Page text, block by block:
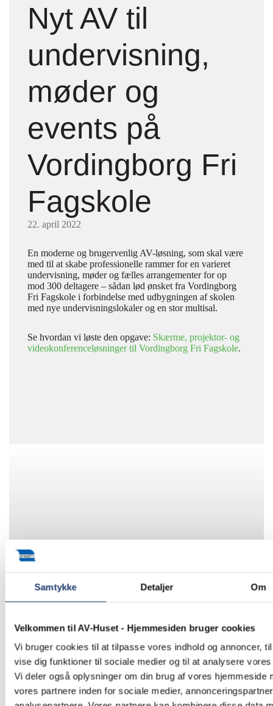
Samtykke Detaljer Om
Velkommen til AV-Huset - Hjemmesiden bruger cookies
Vi bruger cookies til at tilpasse vores indhold og annoncer,
vise dig funktioner til sociale medier og til at analysere
Vi deler også oplysninger om din brug af vores hjemmeside
vores partnere inden for sociale medier,
Nyt AV til
undervisning,
møder og
events på
Vordingborg Fri
Fagskole
22. april 2022
En moderne og brugervenlig AV-løsning, som skal være
med til at skabe professionelle rammer for en varieret
undervisning, møder og fælles arrangementer for op
mod 300 deltagere – sådan lød ønsket fra Vordingborg
Fri Fagskole i forbindelse med udbygningen af skolen
med nye undervisningslokaler og en stor multisal.
Se hvordan vi løste den opgave: Skærme, projektor- og
videokonferenceløsninger til Vordingborg Fri Fagskole.